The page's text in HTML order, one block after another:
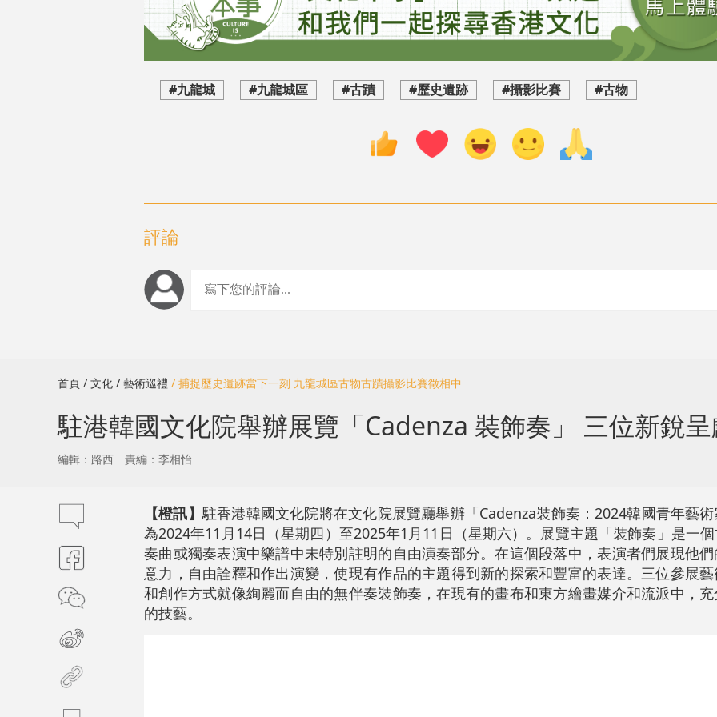
#九龍城 #九龍城區 #古蹟 #歷史遺跡 #攝影比賽 #古物
評論
首頁 / 文化 / 藝術巡禮 / 捕捉歷史遺跡當下一刻 九龍城區古物古蹟攝影比賽徵相中
駐港韓國文化院舉辦展覽「Cadenza 裝飾奏」 三位新銳
編輯：路西 責編：李相怡
【橙訊】駐香港韓國文化院將在文化院展覽廳舉辦「Cadenza裝飾奏：2024韓國青年藝
為2024年11月14日（星期四）至2025年1月11日（星期六）。展覽主題「裝飾奏」是一
奏曲或獨奏表演中樂譜中未特別註明的自由演奏部分。在這個段落中，表演者們展現他
意力，自由詮釋和作出演變，使現有作品的主題得到新的探索和豐富的表達。三位參展
和創作方式就像絢麗而自由的無伴奏裝飾奏，在現有的畫布和東方繪畫媒介和流派中，
的技藝。